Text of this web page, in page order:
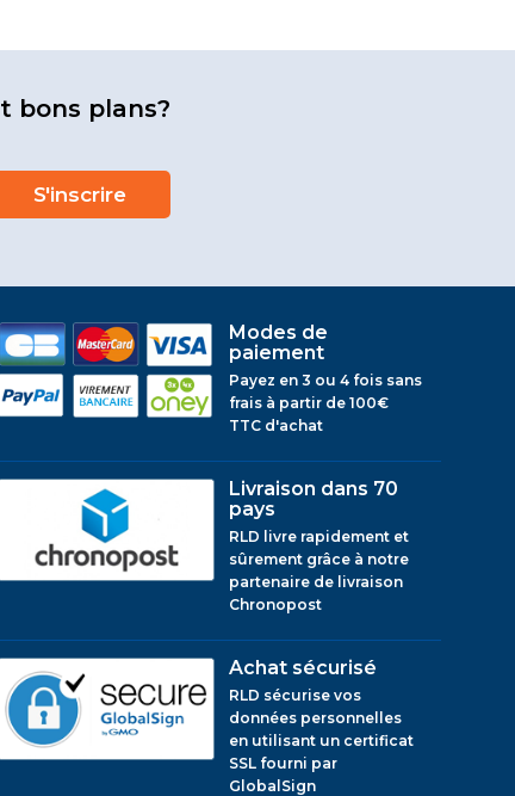
bons plans?
Modes de
paiement
Payez en 3 ou 4 fois sans
frais à partir de 100€
TTC d'achat
Livraison dans 70
pays
RLD livre rapidement et
sûrement grâce à notre
partenaire de livraison
Chronopost
Achat sécurisé
RLD sécurise vos
données personnelles
en utilisant un certificat
SSL fourni par
GlobalSign